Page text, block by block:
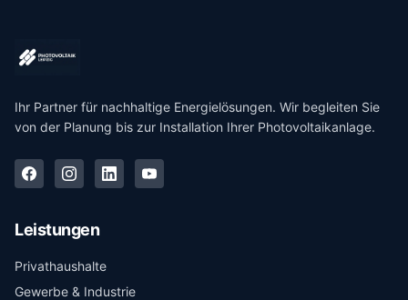
Ihr Partner für nachhaltige Energielösungen. Wir begleiten Sie
von der Planung bis zur Installation Ihrer Photovoltaikanlage.
Leistungen
Privathaushalte
Gewerbe & Industrie